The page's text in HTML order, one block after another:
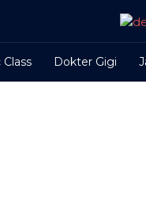
Dokter Gigi